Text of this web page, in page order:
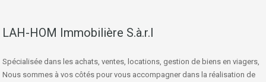
LAH-HOM Immobilière S.à.r.l
Spécialisée dans les achats, ventes, locations, gestion de biens en viagers,
Nous sommes à vos côtés pour vous accompagner dans la réalisation de